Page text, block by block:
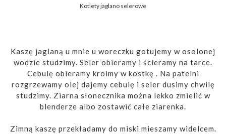
Kotlety jaglano selerowe
Kaszę jaglaną u mnie u woreczku gotujemy w osolonej
wodzie studzimy. Seler obieramy i ścieramy na tarce.
Cebulę obieramy kroimy w kostkę . Na patelni
rozgrzewamy olej dajemy cebulę i seler dusimy chwilę
studzimy. Ziarna słonecznika można lekko zmielić w
blenderze albo zostawić całe ziarenka.
Zimną kaszę przekładamy do miski mieszamy widelcem.